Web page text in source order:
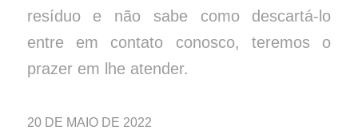
resíduo e não sabe como descartá-lo
entre em contato conosco, teremos o
prazer em lhe atender.
20 DE MAIO DE 2022